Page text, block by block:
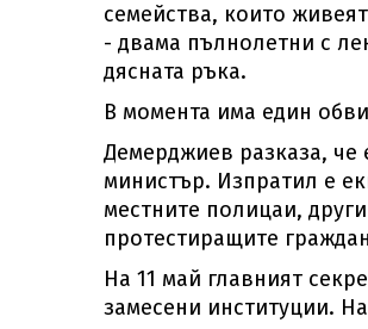
семейства, които
- двама пълнолетни с
дясната ръка.
В момента има един
Демерджиев разказа, че
министър. Изпратил е
местните полицаи,
протестиращите
На 11 май главният
замесени институции.